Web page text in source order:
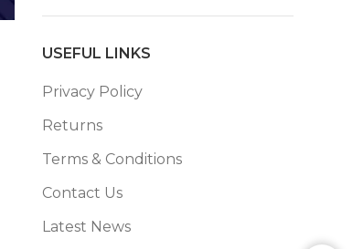
USEFUL LINKS
Privacy Policy
Returns
Terms & Conditions
Contact Us
Latest News